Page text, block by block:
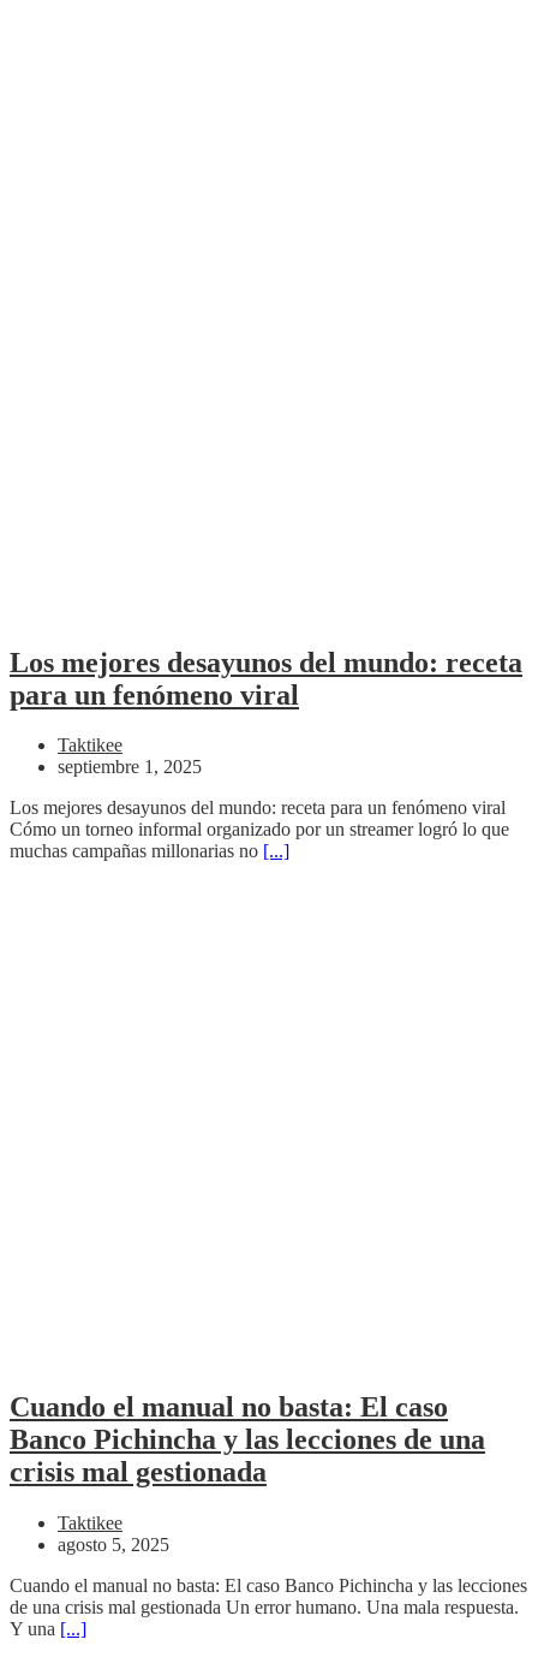
Los mejores desayunos del mundo: receta
para un fenómeno viral
Taktikee
septiembre 1, 2025
Los mejores desayunos del mundo: receta para un fenómeno viral
Cómo un torneo informal organizado por un streamer logró lo que
muchas campañas millonarias no [...]
Cuando el manual no basta: El caso
Banco Pichincha y las lecciones de una
crisis mal gestionada
Taktikee
agosto 5, 2025
Cuando el manual no basta: El caso Banco Pichincha y las lecciones
de una crisis mal gestionada Un error humano. Una mala respuesta.
Y una [...]